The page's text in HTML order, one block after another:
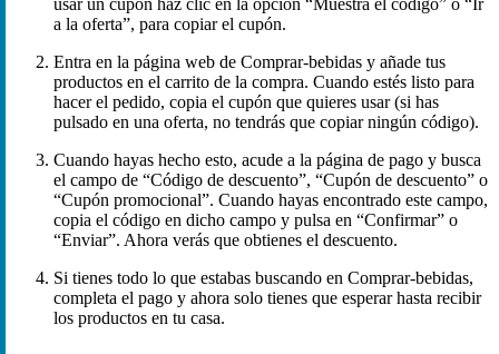
a la oferta”, para copiar el cupón.
Entra en la página web de Comprar-bebidas y añade tus
productos en el carrito de la compra. Cuando estés listo para
hacer el pedido, copia el cupón que quieres usar (si has
pulsado en una oferta, no tendrás que copiar ningún código).
Cuando hayas hecho esto, acude a la página de pago y busca
el campo de “Código de descuento”, “Cupón de descuento” o
“Cupón promocional”. Cuando hayas encontrado este campo,
copia el código en dicho campo y pulsa en “Confirmar” o
“Enviar”. Ahora verás que obtienes el descuento.
Si tienes todo lo que estabas buscando en Comprar-bebidas,
completa el pago y ahora solo tienes que esperar hasta recibir
los productos en tu casa.